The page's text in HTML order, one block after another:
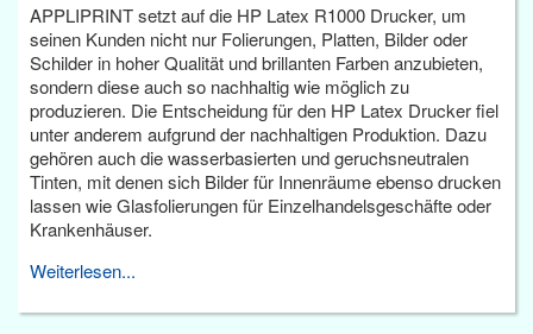
APPLIPRINT setzt auf die HP Latex R1000 Drucker, um
seinen Kunden nicht nur Folierungen, Platten, Bilder oder
Schilder in hoher Qualität und brillanten Farben anzubieten,
sondern diese auch so nachhaltig wie möglich zu
produzieren. Die Entscheidung für den HP Latex Drucker fiel
unter anderem aufgrund der nachhaltigen Produktion. Dazu
gehören auch die wasserbasierten und geruchsneutralen
Tinten, mit denen sich Bilder für Innenräume ebenso drucken
lassen wie Glasfolierungen für Einzelhandelsgeschäfte oder
Krankenhäuser.
Weiterlesen...